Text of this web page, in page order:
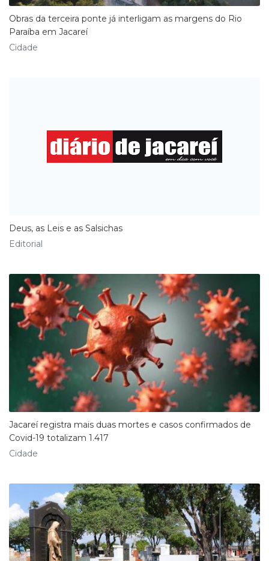
Obras da terceira ponte já interligam as margens do Rio
Paraíba em Jacareí
Cidade
Deus, as Leis e as Salsichas
Editorial
Jacareí registra mais duas mortes e casos confirmados de
Covid-19 totalizam 1.417
Cidade